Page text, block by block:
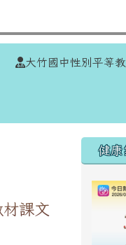
大竹國中性別平等
課文
右
健康